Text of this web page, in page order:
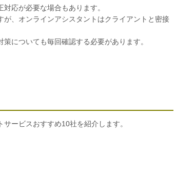
応が必要な場合もあります。
、オンラインアシスタントはクライアントと密接
についても毎回確認する必要があります。
ービスおすすめ10社を紹介します。